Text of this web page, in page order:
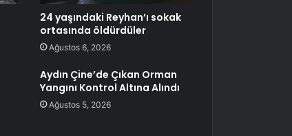
24 yaşındaki Reyhan’ı sokak
ortasında öldürdüler
Ağustos 6, 2026
Aydın Çine’de Çıkan Orman
Yangını Kontrol Altına Alındı
Ağustos 5, 2026